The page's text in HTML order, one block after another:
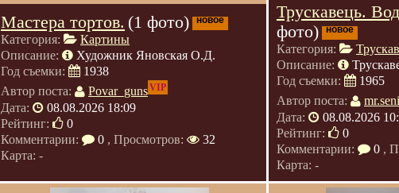
Мастера тортов. (1 фото) новое
Категория:
Картины
Описание:
Художник Яновская О.Д.
Год съемки:
1938
Автор поста:
Povar_gunsVIP
Дата:
08.08.2026 18:09
Рейтинг:
0
Комментарии:
0 , Просмотров:
32
Карта: -
Трускавець.
фото)
новое
Категория:
Описание:
Год съемки:
1965
Автор поста:
Дата:
08.08.2026
Рейтинг:
0
Комментарии:
0 ,
Карта: -